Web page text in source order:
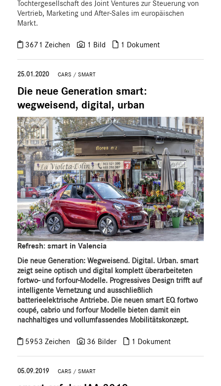
Tochtergesellschaft des Joint Ventures zur Steuerung von
Vertrieb, Marketing und After-Sales im europäischen
Markt.
3671 Zeichen 1 Bild 1 Dokument
25.01.2020 CARS / SMART
Die neue Generation smart:
wegweisend, digital, urban
Refresh: smart in Valencia
Die neue Generation: Wegweisend. Digital. Urban. smart
zeigt seine optisch und digital komplett überarbeiteten
fortwo- und forfour-Modelle. Progressives Design trifft auf
intelligente Vernetzung und ausschließlich
batterieelektrische Antriebe. Die neuen smart EQ fortwo
coupé, cabrio und forfour Modelle bieten damit ein
nachhaltiges und vollumfassendes Mobilitätskonzept.
5953 Zeichen 36 Bilder 1 Dokument
05.09.2019 CARS / SMART